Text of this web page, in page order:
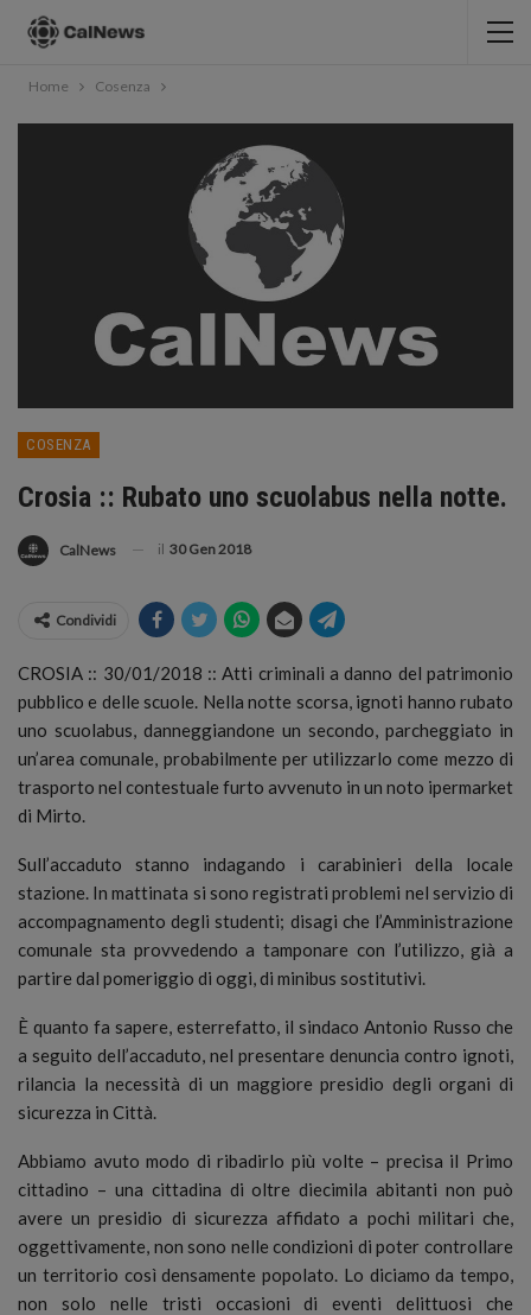
Home Cosenza
COSENZA
Crosia :: Rubato uno scuolabus nella notte.
CalNews il 30 Gen 2018
Condividi
CROSIA :: 30/01/2018 :: Atti criminali a danno del patrimonio
pubblico e delle scuole. Nella notte scorsa, ignoti hanno rubato
uno scuolabus, danneggiandone un secondo, parcheggiato in
un’area comunale, probabilmente per utilizzarlo come mezzo di
trasporto nel contestuale furto avvenuto in un noto ipermarket
di Mirto.
Sull’accaduto stanno indagando i carabinieri della locale
stazione. In mattinata si sono registrati problemi nel servizio di
accompagnamento degli studenti; disagi che l’Amministrazione
comunale sta provvedendo a tamponare con l’utilizzo, già a
partire dal pomeriggio di oggi, di minibus sostitutivi.
È quanto fa sapere, esterrefatto, il sindaco Antonio Russo che
a seguito dell’accaduto, nel presentare denuncia contro ignoti,
rilancia la necessità di un maggiore presidio degli organi di
sicurezza in Città.
Abbiamo avuto modo di ribadirlo più volte – precisa il Primo
cittadino – una cittadina di oltre diecimila abitanti non può
avere un presidio di sicurezza affidato a pochi militari che,
oggettivamente, non sono nelle condizioni di poter controllare
un territorio così densamente popolato. Lo diciamo da tempo,
non solo nelle tristi occasioni di eventi delittuosi che